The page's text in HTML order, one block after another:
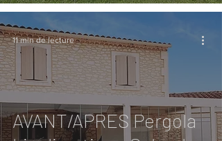
AVANT/APRES Pergola
11 min de lecture